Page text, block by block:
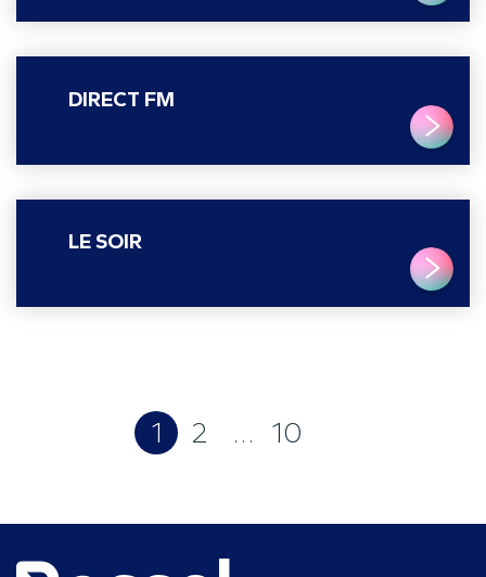
DIRECT FM
LE SOIR
1 2 … 10